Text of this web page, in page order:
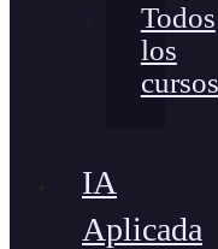
Todos
los
cursos
IA
Aplicada